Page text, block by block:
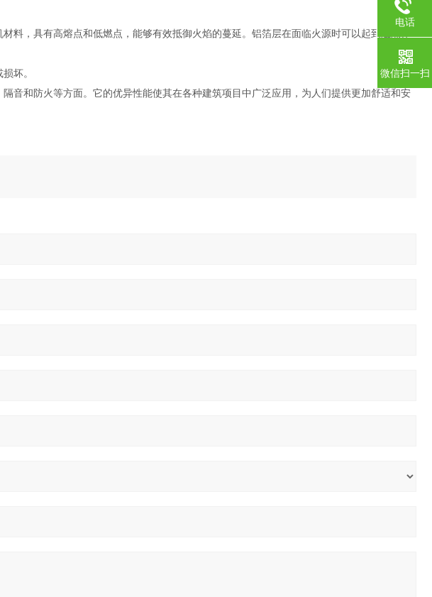
料，具有高熔点和低燃点，能够有效抵御火焰的蔓延。铝箔层在面临火源时可以起到阻隔作
坏。
音和防火等方面。它的优异性能使其在各种建筑项目中广泛应用，为人们提供更加舒适和安
电话
微信扫一扫